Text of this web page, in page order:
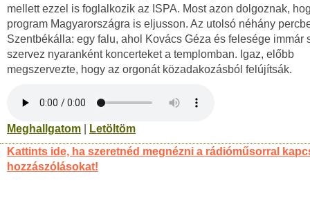
mellett ezzel is foglalkozik az ISPA. Most azon dolgoznak,
program Magyarországra is eljusson. Az utolsó néhány
Szentbékálla: egy falu, ahol Kovács Géza és felesége immár
szervez nyaranként koncerteket a templomban. Igaz, előbb
megszervezte, hogy az orgonát közadakozásból felújítsák.
Meghallgatom
Letöltöm
Kattints ide, ha szeretnéd megnézni a rádióműsorral
hozzászólásokat!